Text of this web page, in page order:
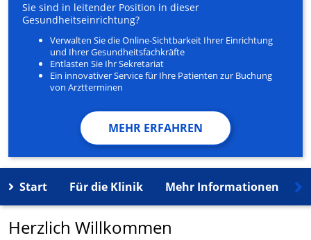
Sie sind in leitender Position in dieser
Gesundheitseinrichtung?
Verwalten Sie die Online-Sichtbarkeit Ihrer Einrichtung
und Ihrer Gesundheitsfachkräfte
Entlasten Sie Ihr Sekretariat
Ein innovativer Service für Ihre Patienten zur Buchung
von Arztterminen
MEHR ERFAHREN
Start Für die Klinik Mehr Informationen
Herzlich Willkommen